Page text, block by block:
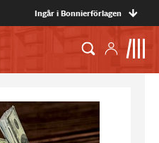
Ingår i Bonnierförlagen